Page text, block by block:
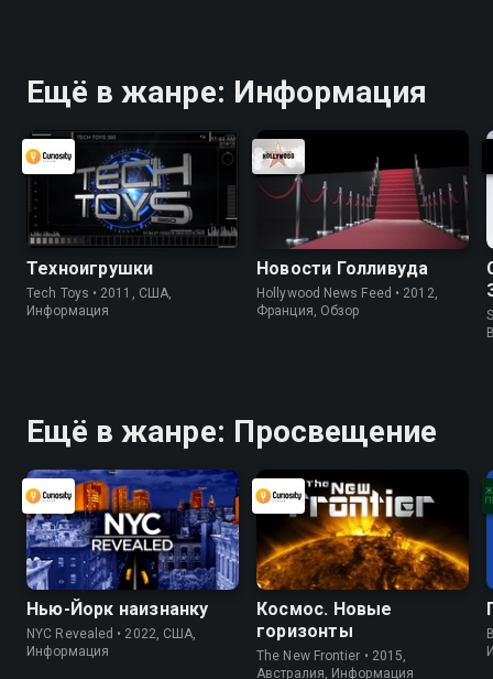
Ещё в жанре: Информация
Техноигрушки
Tech Toys • 2011, США,
Информация
Новости Голливуда
Hollywood News Feed • 2012,
Франция, Обзор
Ещё в жанре: Просвещение
Нью-Йорк наизнанку
NYC Revealed • 2022, США,
Информация
Космос. Новые
горизонты
The New Frontier • 2015,
Австралия, Информация